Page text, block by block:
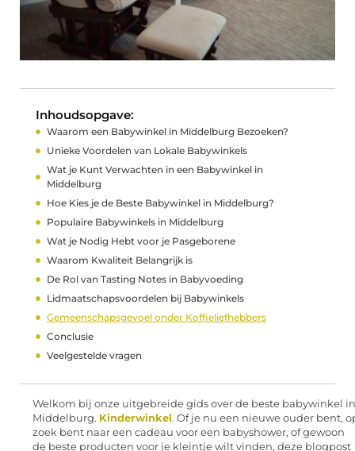
Inhoudsopgave:
Waarom een Babywinkel in Middelburg Bezoeken?
Unieke Voordelen van Lokale Babywinkels
Wat je Kunt Verwachten in een Babywinkel in
Middelburg
Hoe Kies je de Beste Babywinkel in Middelburg?
Populaire Babywinkels in Middelburg
Wat je Nodig Hebt voor je Pasgeborene
Waarom Kwaliteit Belangrijk is
De Rol van Tasting Notes in Babyvoeding
Lidmaatschapsvoordelen bij Babywinkels
Gemeenschapsgevoel onder Koffieliefhebbers
Conclusie
Veelgestelde vragen
Welkom bij onze uitgebreide gids over de beste babywinkel in
Middelburg. Kinderwinkel. Of je nu een nieuwe ouder bent,
zoek bent naar een cadeau voor een babyshower, of gewoon
de beste producten voor je kleintje wilt vinden, deze blogpost